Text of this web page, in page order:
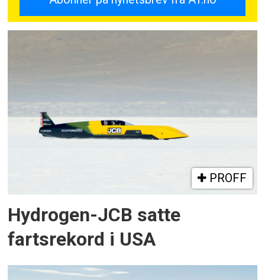
PROFF
Hydrogen-JCB satte
fartsrekord i USA